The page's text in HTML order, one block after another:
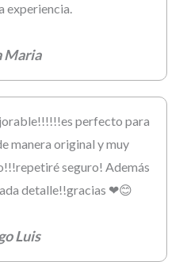
experiencia.
Maria
perfecto para
manera original y muy
seguro! Además
detalle!!gracias ❤😊
Luis